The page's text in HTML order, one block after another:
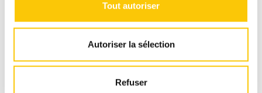
Tout autoriser
Autoriser la sélection
Refuser